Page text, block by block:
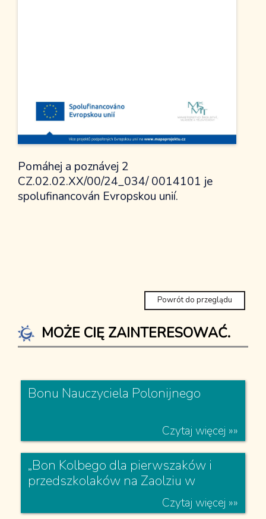
Historia przedszkola
Dokumenty
Informacje dla rodziców
Strefa rodzica
Nasi sponsorzy
Pomáhej a poznávej 2
CZ.02.02.XX/00/24_034/ 0014101 je
spolufinancován Evropskou unií.
Powrót do przeglądu
MOŻE CIĘ ZAINTERESOWAĆ.
Bonu Nauczyciela Polonijnego
Czytaj więcej »»
Czytaj więcej »»